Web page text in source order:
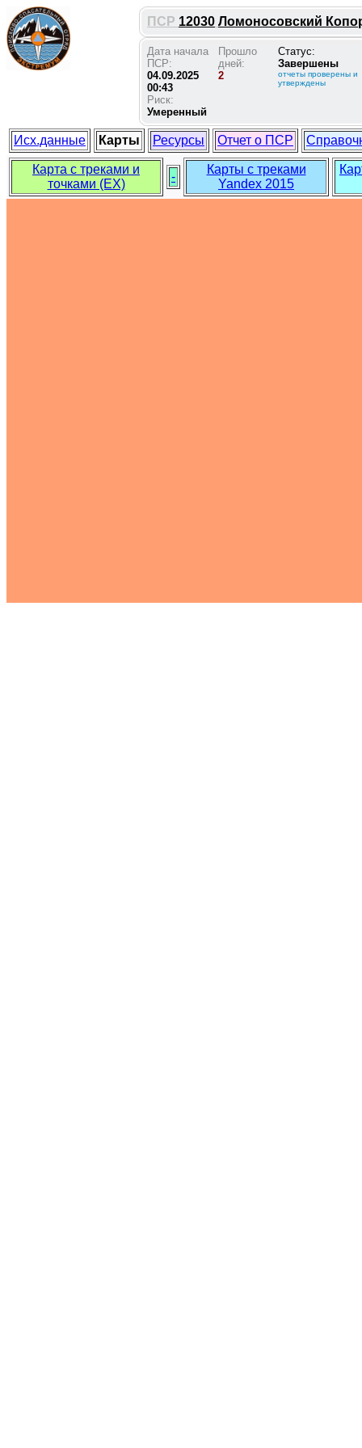
ПСР 12030 Ломоносовский
Дата начала
ПСР:
04.09.2025
00:43
Риск:
Умеренный
Прошло
дней:
2
Статус:
Завершены
отчеты проверены и
утверждены
Исх.данные Карты Ресурсы Отчет о ПСР
Карта с треками и
точками (EX)
-
Карты с треками
Yandex 2015